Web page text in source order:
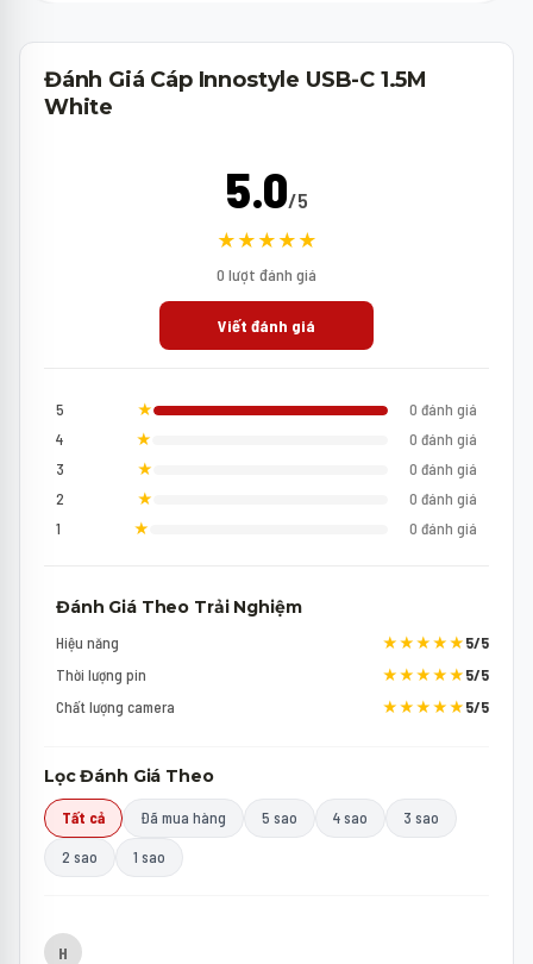
Đánh Giá Cáp Innostyle USB-C 1.5M
White
5.0/5
★★★★★
0 lượt đánh giá
Viết đánh giá
5 ★
0 đánh giá
4
★
0 đánh giá
3
★
0 đánh giá
2
★
0 đánh giá
1
★ 0 đánh giá
Đánh Giá Theo Trải Nghiệm
Hiệu năng ★★★★★5/5
Thời lượng pin
★★★★★5/5
Chất lượng camera
★★★★★5/5
Lọc Đánh Giá Theo
Tất cả Đã mua hàng 5 sao 4 sao 3 sao
2 sao 1 sao
H